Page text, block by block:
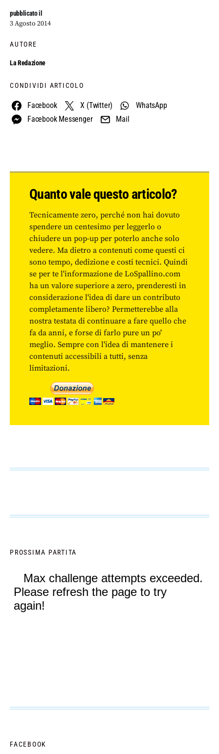
pubblicato il
3 Agosto 2014
AUTORE
La Redazione
CONDIVIDI ARTICOLO
Facebook X (Twitter)
WhatsApp
Facebook Messenger
Mail
Quanto vale questo articolo?
Tecnicamente zero, perché non hai dovuto
spendere un centesimo per leggerlo o
chiudere un pop-up per poterlo anche solo
vedere. Ma dietro a contenuti come questi ci
sono tempo, dedizione e costi tecnici. Quindi
se per te l'informazione de LoSpallino.com
ha un valore superiore a zero, prenderesti in
considerazione l'idea di dare un contributo
completamente libero? Permetterebbe alla
nostra testata di continuare a fare quello che
fa da anni, e forse di farlo pure un po'
meglio. Sempre con l'idea di mantenere i
contenuti accessibili a tutti, senza
limitazioni.
PROSSIMA PARTITA
FACEBOOK